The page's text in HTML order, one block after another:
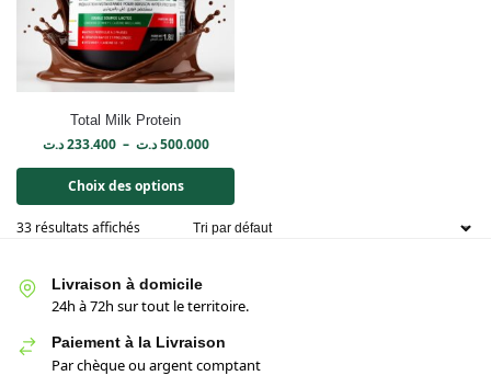
Total Milk Protein
233.400 د.ت – 500.000 د.ت
Choix des options
33 résultats affichés
Livraison à domicile
24h à 72h sur tout le territoire.
Paiement à la Livraison
Par chèque ou argent comptant